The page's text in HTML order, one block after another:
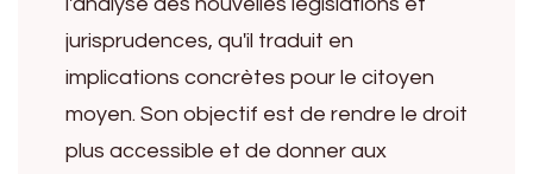
l'analyse des nouvelles législations et
jurisprudences, qu'il traduit en
implications concrètes pour le citoyen
moyen. Son objectif est de rendre le droit
plus accessible et de donner aux